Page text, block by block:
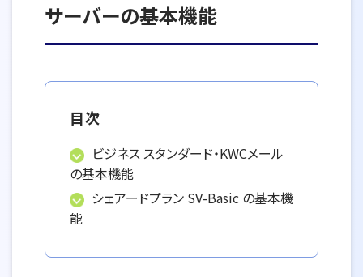
サーバーの基本機能
目次
ビジネス スタンダード・KWCメール
の基本機能
シェアードプラン SV-Basic の基本機
能